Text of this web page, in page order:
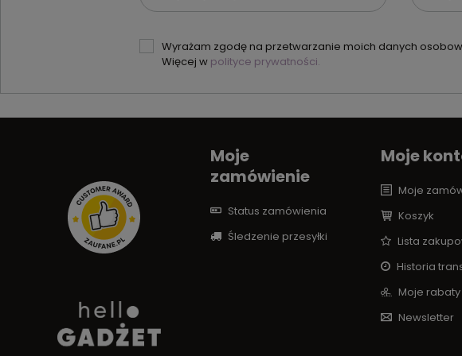
Wyrażam zgodę na przetwarzanie moich danych
Więcej w polityce prywatności.
Moje
zamówienie
Status zamówienia
Śledzenie przesyłki
Moje
Moje
Koszyk
Lista
Historia
Moje rabaty
Newsletter